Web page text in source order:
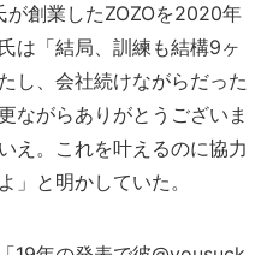
創業したZOZOを2020年
は「結局、訓練も結構9ヶ
し、会社続けながらだった
ながらありがとうございま
え。これを叶えるのに協力
」と明かしていた。